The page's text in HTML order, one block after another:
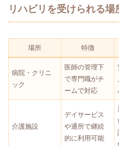
リハビリを受けられる場
場所 特徴
病院・クリニ
ック
医師の管理下
で専門職がチ
ームで対応
介護施設
デイサービス
や通所で継続
的に利用可能